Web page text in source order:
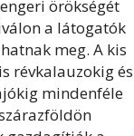
örökségét
a látogatók
meg. A kis
révkalauzokig és
mindenféle